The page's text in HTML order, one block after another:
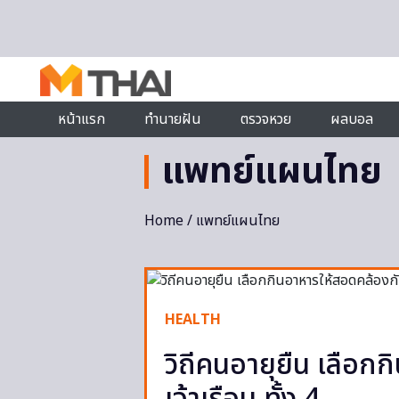
หน้าแรก
ทำนายฝัน ตรวจหวย ผลบอล
แพทย์แผนไทย
Home/ แพทย์แผนไทย
HEALTH
วิถีคนอายุยืน เลือก